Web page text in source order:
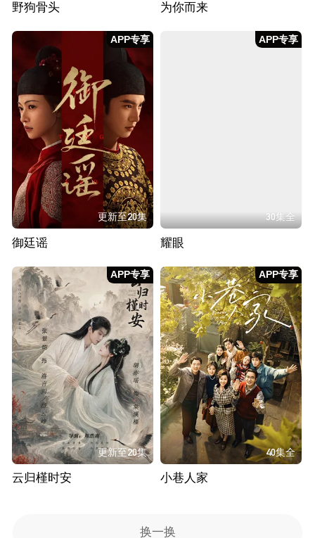
野狗骨头 为你而来
APP专享
更新至20集
御廷谣
APP专享
30集全
耀眼
APP专享
更新至20集
云归槿时安
APP专享
40集全
小巷人家
换一换